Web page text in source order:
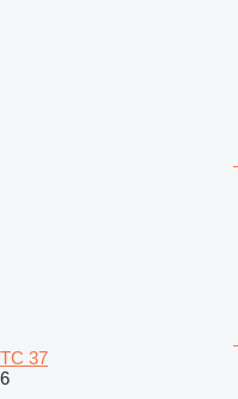
TC 37
6